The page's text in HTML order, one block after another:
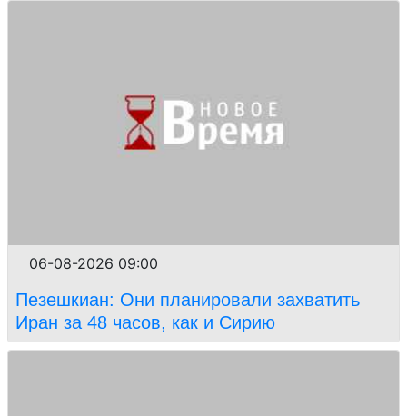
06-08-2026 09:00
Пезешкиан: Они планировали захватить
Иран за 48 часов, как и Сирию